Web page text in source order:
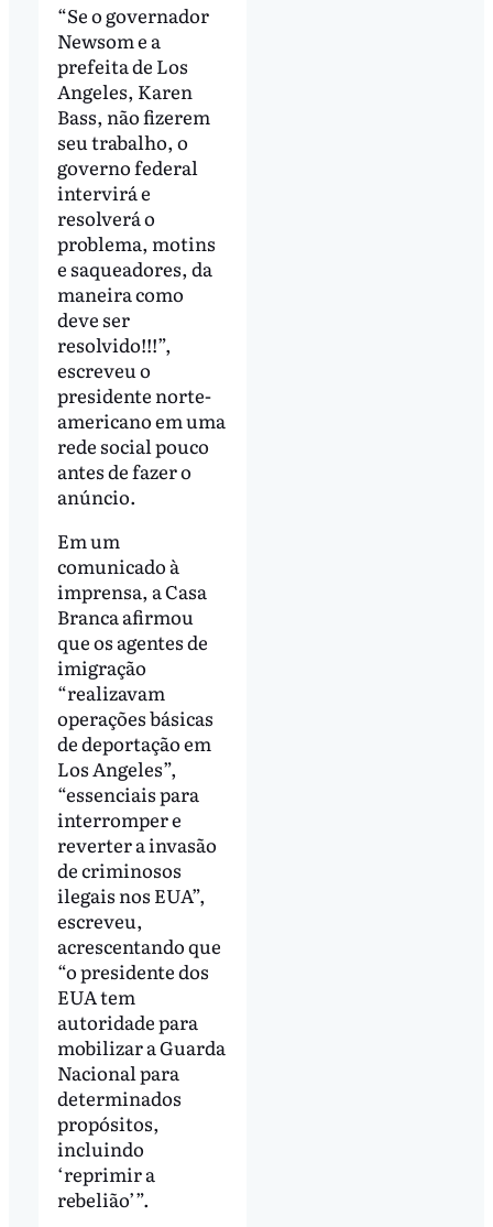
“Se o governador
Newsom e a
prefeita de Los
Angeles, Karen
Bass, não fizerem
seu trabalho, o
governo federal
intervirá e
resolverá o
problema, motins
e saqueadores, da
maneira como
deve ser
resolvido!!!”,
escreveu o
presidente norte-
americano em uma
rede social pouco
antes de fazer o
anúncio.
Em um
comunicado à
imprensa, a Casa
Branca afirmou
que os agentes de
imigração
“realizavam
operações básicas
de deportação em
Los Angeles”,
“essenciais para
interromper e
reverter a invasão
de criminosos
ilegais nos EUA”,
escreveu,
acrescentando que
“o presidente dos
EUA tem
autoridade para
mobilizar a Guarda
Nacional para
determinados
propósitos,
incluindo
‘reprimir a
rebelião’”.